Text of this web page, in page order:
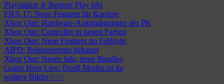
Playstation 4: Remote Play lebt
FIFA 17: Neue Features für Karriere
Xbox One: Hardware-Ankündigungen der PK
Xbox One: Controller in neuen Farben
Xbox One: Neue Features im Frühjahr
AIPD: Releasetermin bekannt
Xbox One: Neues Jahr, neue Bundles
Guitar Hero Live: Duell-Modus ist da
weitere Bilder >>>